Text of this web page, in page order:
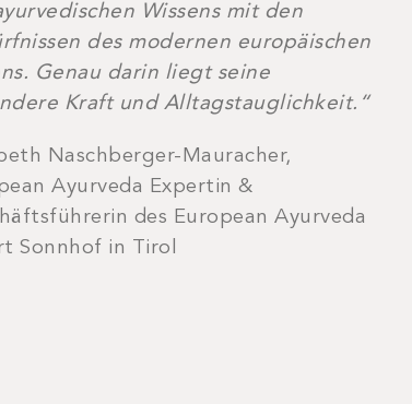
Wissens mit den
des modernen europäischen
Genau darin liegt seine
Kraft und Alltagstauglichkeit.“
Naschberger-Mauracher,
Ayurveda Expertin &
des European Ayurveda
Sonnhof in Tirol